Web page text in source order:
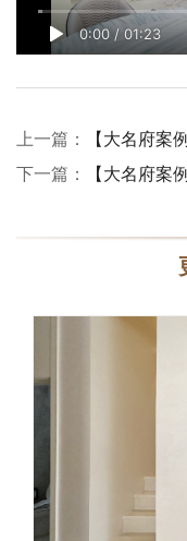
0:00/01:23
上一篇：
【大名府案
下一篇：
【大名府案